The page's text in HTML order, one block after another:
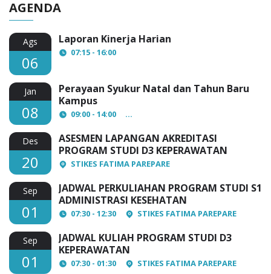
AGENDA
Ags
06
Laporan Kinerja Harian
07:15 - 16:00
Jan
08
Perayaan Syukur Natal dan Tahun Baru
Kampus
09:00 - 14:00
Des
20
ASESMEN LAPANGAN AKREDITASI
PROGRAM STUDI D3 KEPERAWATAN
STIKES FATIMA PAREPARE
Sep
01
JADWAL PERKULIAHAN PROGRAM STUDI S1
ADMINISTRASI KESEHATAN
07:30 - 12:30 STIKES FATIMA PAREPARE
Sep
01
JADWAL KULIAH PROGRAM STUDI D3
KEPERAWATAN
07:30 - 01:30 STIKES FATIMA PAREPARE